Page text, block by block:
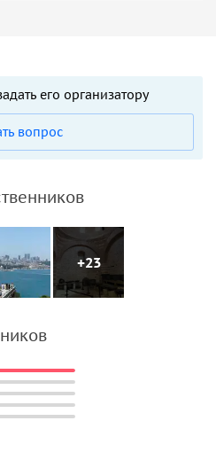
его организатору
вопрос
+23